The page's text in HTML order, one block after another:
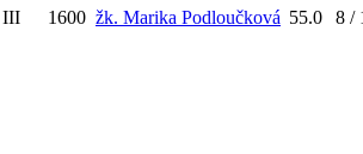
III 1600 žk. Marika Podloučková 55.0 8 /